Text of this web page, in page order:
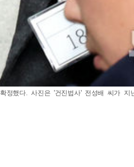
정했다. 사진은 '건진법사' 전성배 씨가